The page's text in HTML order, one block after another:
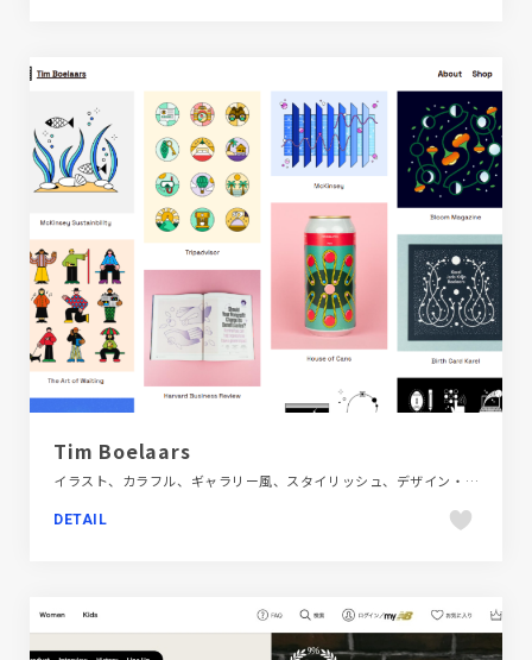
Tim Boelaars
イラスト、カラフル、ギャラリー風、スタイリッシュ、デザイン・アート・音楽・文芸、ホワイト系、ポートフォリオ
DETAIL